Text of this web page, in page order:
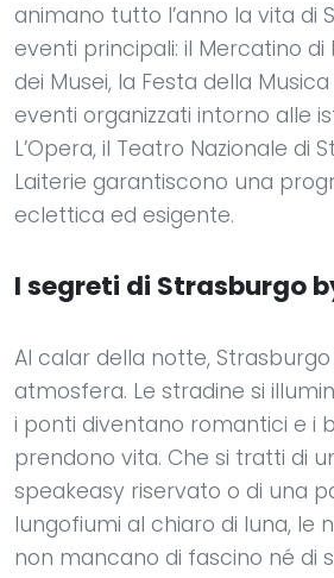
animano tutto l’anno la vita di
eventi principali: il Mercatino di
dei Musei, la Festa della
eventi organizzati intorno alle
L’Opera, il Teatro Nazionale di
Laiterie garantiscono una
eclettica ed esigente.
I segreti di Strasburgo
Al calar della notte, Strasburgo
atmosfera. Le stradine si
i ponti diventano romantici e i
prendono vita. Che si tratti di
speakeasy riservato o di una
lungofiumi al chiaro di luna, le
non mancano di fascino né di